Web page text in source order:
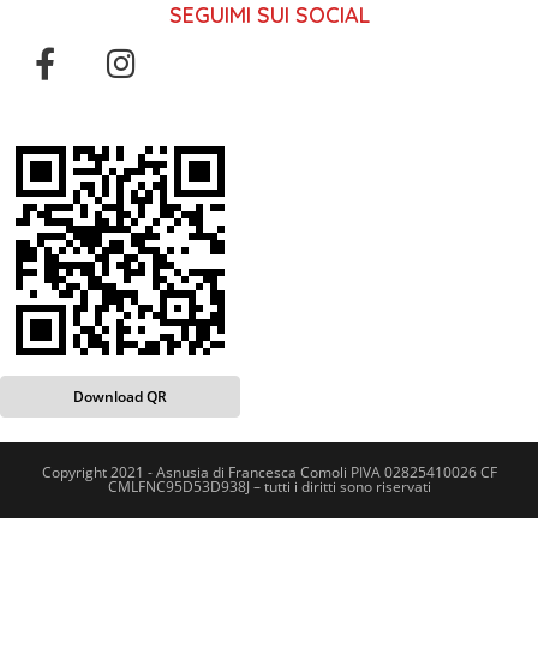
SEGUIMI SUI SOCIAL
Download QR
Copyright 2021 - Asnusia di Francesca Comoli PIVA 02825410026 CF
CMLFNC95D53D938J – tutti i diritti sono riservati